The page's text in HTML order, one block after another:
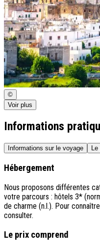
©
Voir plus
Informations
Informations sur le voyage
Hébergement
Nous proposons différentes
votre parcours : hôtels 3*
de charme (n.l.). Pour
consulter.
Le prix comprend